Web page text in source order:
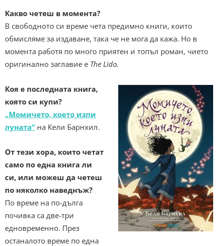
Какво четеш в момента?
В свободното си време чета предимно книги, които
обмисляме за издаване, така че не мога да кажа. Но в
момента работя по много приятен и топъл роман, чието
оригинално заглавие е The Lido.
Коя е последната книга,
която си купи?
„Момичето, което изпи
луната“ на Кели Барнхил.
От тези хора, които четат
само по една книга ли
си, или можеш да четеш
по няколко наведнъж?
По време на по-дълга
почивка са две-три
едновременно. През
останалото време по една